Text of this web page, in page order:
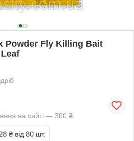
Powder Fly Killing Bait
на сайті — 300 ₴
₴ від 80 шт.